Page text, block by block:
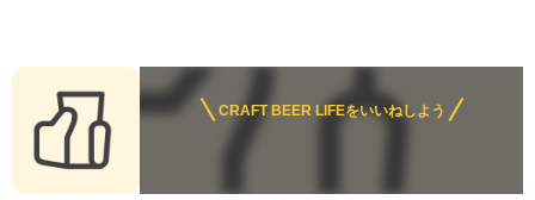
CRAFT BEER LIFEをいいねしよう